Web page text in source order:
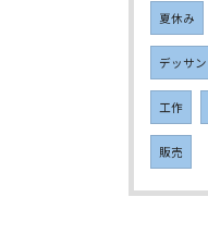
夏休み
デッサン
工作
販売